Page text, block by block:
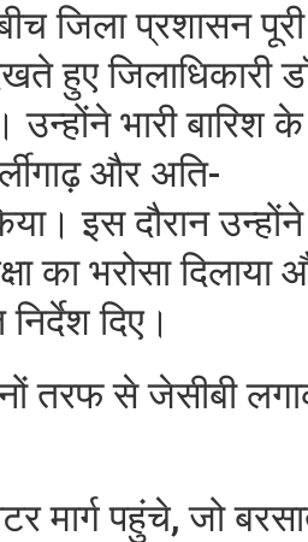
जिला प्रशासन पूरी
हुए जिलाधिकारी
भारी बारिश के
और अति-
इस दौरान उन्होंने
का भरोसा दिलाया
दिए।
तरफ से जेसीबी
मार्ग पहुंचे, जो